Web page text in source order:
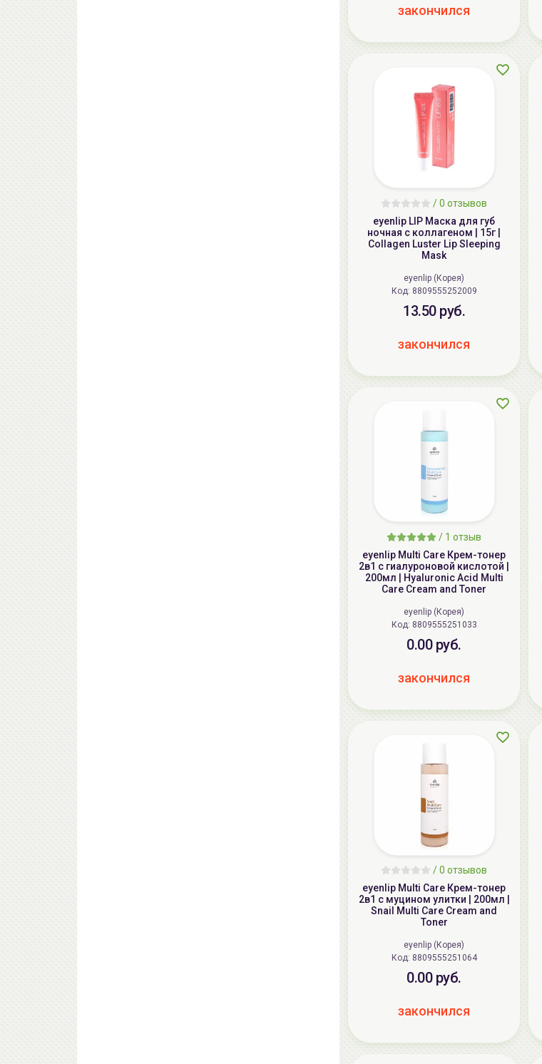
закончился
/0 отзывов
eyenlip LIP Маска для губ
ночная с коллагеном | 15г |
Collagen Luster Lip Sleeping
Mask
eyenlip (Корея)
Код: 8809555252009
13.50 руб.
закончился
/ 1 отзыв
eyenlip Multi Care Крем-тонер
2в1 с гиалуроновой кислотой |
200мл | Hyaluronic Acid Multi
Care Cream and Toner
eyenlip (Корея)
Код: 8809555251033
0.00 руб.
закончился
/0 отзывов
eyenlip Multi Care Крем-тонер
2в1 с муцином улитки | 200мл |
Snail Multi Care Cream and
Toner
eyenlip (Корея)
Код: 8809555251064
0.00 руб.
закончился